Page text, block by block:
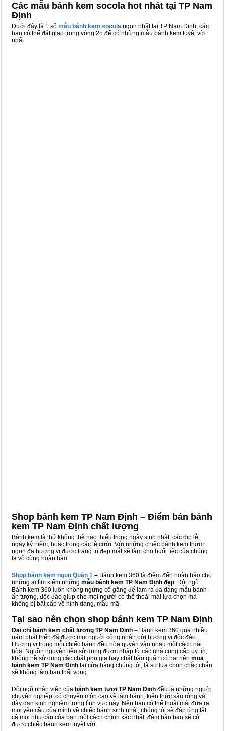
Các mẫu bánh kem socola hot nhát tại TP Nam
Định
Dưới đây là 1 số mẫu bánh kem socola ngon nhất tại TP Nam Định, các
bạn có thể đặt giao trong vòng 2h để có những mẫu bánh kem tuyệt vời
nhất
Shop bánh kem TP Nam Định – Điểm bán bánh
kem TP Nam Định chất lượng
Bánh kem là thứ không thể nào thiếu trong ngày sinh nhật, các dịp lễ,
ngày kỷ niệm, hoặc trong các lễ cưới. Với những chiếc bánh kem thơm
ngon đa hương vị được trang trí đẹp mắt sẽ làm cho buổi tiệc của chúng
ta vô cùng hoàn hảo.
Shop bánh kem ngon Quận 1 – Bánh kem 360 là điểm đến hoàn hảo cho
những ai tìm kiếm những mẫu bánh kem TP Nam Định đẹp. Đội ngũ
Bánh kem 360 luôn không ngừng cố gắng để làm ra đa dạng mẫu bánh
ấn tượng, độc đáo giúp cho mọi người có thể thoải mái lựa chọn mà
không bị bất cấp về hình dáng, mẫu mã.
Tại sao nên chọn shop bánh kem TP Nam Định
Đại chỉ bánh kem chất lượng TP Nam Định – Bánh kem 360 qua nhiều
năm phát triển đã được mọi người công nhận bởi hương vị độc đáo.
Hương vị trong mỗi chiếc bánh đều hòa quyện vào nhau một cách hài
hòa. Nguồn nguyên liệu sử dụng được nhập từ các nhà cung cấp uy tín,
không hề sử dụng các chất phụ gia hay chất bảo quản có hại nên mua
bánh kem TP Nam Định tại cửa hàng chúng tôi, là sự lựa chọn chắc chắn
sẽ không làm bạn thất vọng.
Đội ngũ nhân viên của bánh kem tươi TP Nam Định đều là những người
chuyên nghiệp, có chuyên môn cao về làm bánh, kiến thức sâu rộng và
dày dạn kinh nghiệm trong lĩnh vực này. Nên bạn có thể thoải mái đưa ra
mọi yêu cầu của mình về chiếc bánh sinh nhật, chúng tôi sẽ đáp ứng tất
cả mọi nhu cầu của bạn một cách chính xác nhất, đảm bảo bạn sẽ có
được chiếc bánh kem tuyệt vời.